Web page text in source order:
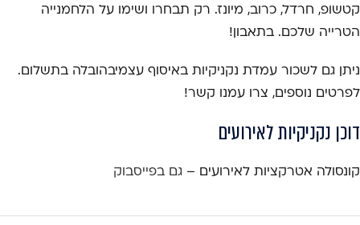
קטשופ, חרדל, כרוב, מיונז. רק תבחרו ושימו על הלחמנייה
הטרייה שלכם. בתאבון!
ניתן גם לשכור עמדת נקניקיות באיסוף עצמיבהובלה בתשלום.
לפרטים נוספים, צרו עמנו קשר!
דוכן נקניקיות לאירועים
קונסולה אטרקציות לאירועים – גם בפייסבוק